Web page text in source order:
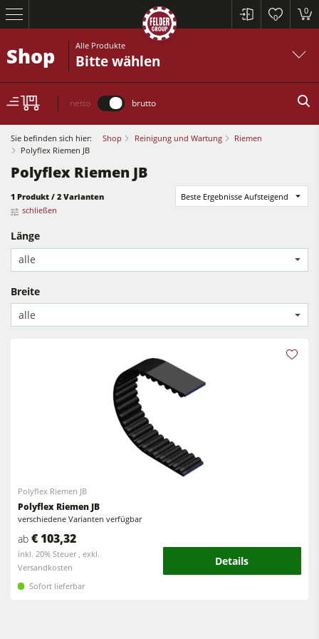
0
0
Kreissägen und Formatkreissägen
Hobelmaschinen
CNC Fenster- und Türenbearbeitung
Breitbandschleifmaschinen
Langband- & Kantenschleifmaschinen
Bürst- und Bürstschleifmaschinen
Bohrmaschinen
Druckbalkensägen & Plattenaufteilsägen
Brikettierpressen
Heizplattenpressen & Vakuumpressen
Kreissägen und Formatkreissägen
Fräsmaschinen
Kreissäge-Fräsmaschinen
CNC Bearbeitungszentren
Kantenanleimmaschinen
Bohrmaschinen
Druckbalkensägen & Plattenaufteilsägen
Brikettierpressen
Absauggeräte & Entstauber
Shop Alle Produkte
Bitte wählen
netto brutto
Sie befinden sich hier: Shop Reinigung und Wartung
Riemen
Polyflex Riemen JB
Polyflex Riemen JB
1 Produkt / 2 Varianten
Beste Ergebnisse Aufsteigend
schließen
Länge
alle
Breite
alle
Polyflex Riemen JB
Polyflex Riemen JB
verschiedene Varianten verfügbar
ab € 103,32
inkl. 20% Steuer , exkl.
Versandkosten
Details
Sofort lieferbar